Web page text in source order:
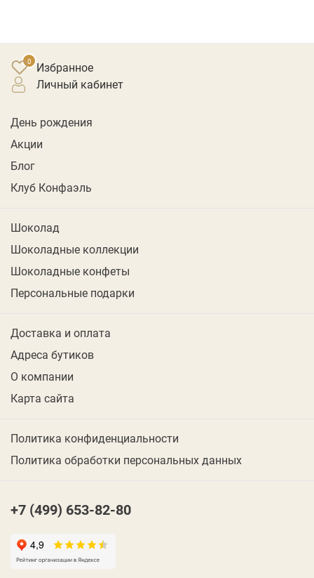
Избранное
личный кабинет
День рождения
Акции
Блог
Клуб Конфаэль
Шоколад
Шоколадные коллекции
Шоколадные конфеты
Персональные подарки
Доставка и оплата
Адреса бутиков
О компании
Карта сайта
Политика конфиденциальности
Политика обработки персональных данных
+7 (499) 653-82-80